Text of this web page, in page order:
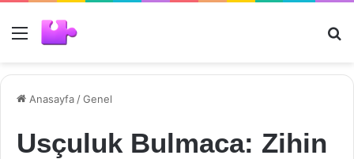
Menü
Anasayfa /Genel
Usçuluk Bulmaca: Zihin